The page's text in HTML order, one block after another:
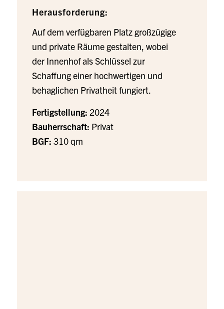
Herausforderung:
Auf dem verfügbaren Platz großzügige
und private Räume gestalten, wobei
der Innenhof als Schlüssel zur
Schaffung einer hochwertigen und
behaglichen Privatheit fungiert.
Fertigstellung: 2024
Bauherrschaft: Privat
BGF: 310 qm